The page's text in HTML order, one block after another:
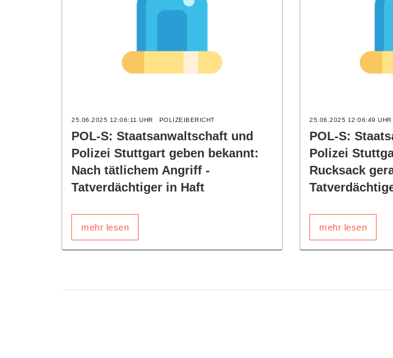
25.06.2025 12:06:11 UHR POLIZEIBERICHT
POL-S: Staatsanwaltschaft und
Polizei Stuttgart geben bekannt:
Nach tätlichem Angriff -
Tatverdächtiger in Haft
mehr lesen
25.06.2025 12:06:49 UHR
POL-S:
Polizei
Rucksack
mehr lesen